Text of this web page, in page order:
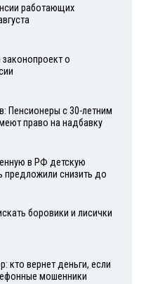
работающих
законопроект о
Пенсионеры с 30-летним
право на надбавку
в РФ детскую
предложили снизить до
боровики и лисички
кто вернет деньги, если
мошенники